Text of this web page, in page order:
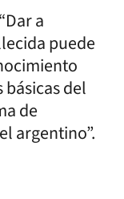
a
puede
del
de
argentino”.